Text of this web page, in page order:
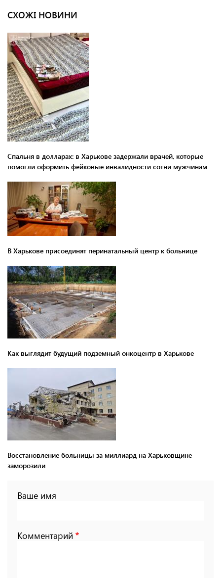
СХОЖІ НОВИНИ
Спальня в долларах: в Харькове задержали врачей, которые
помогли оформить фейковые инвалидности сотни мужчинам
В Харькове присоединят перинатальный центр к больнице
Как выглядит будущий подземный онкоцентр в Харькове
Восстановление больницы за миллиард на Харьковщине
заморозили
Ваше имя
Комментарий